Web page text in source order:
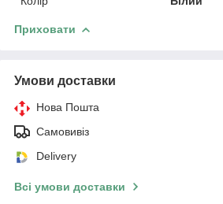
Приховати
Умови доставки
Нова Пошта
Самовивіз
Delivery
Всі умови доставки